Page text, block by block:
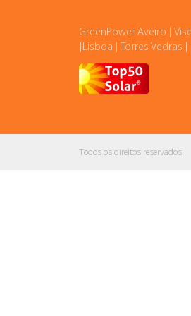
GreenPower Aveiro |
|Lisboa | Torres Vedras |
Todos os direitos reservados